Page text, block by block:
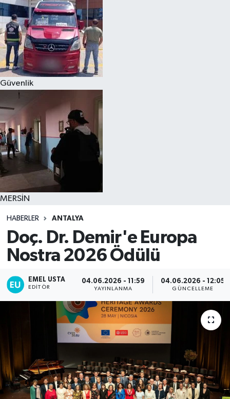
Güvenlik
MERSİN
HABERLER ANTALYA
Doç. Dr. Demir'e Europa
Nostra 2026 Ödülü
EMEL USTA
EDITÖR
04.06.2026 - 11:59
YAYINLANMA
04.06.2026 - 12:05
GÜNCELLEME